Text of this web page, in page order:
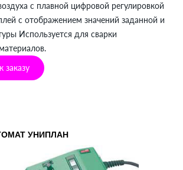
с плавной цифровой регулировкой
с отображением значений заданной и
Используется для сварки
заказу
УНИПЛАН